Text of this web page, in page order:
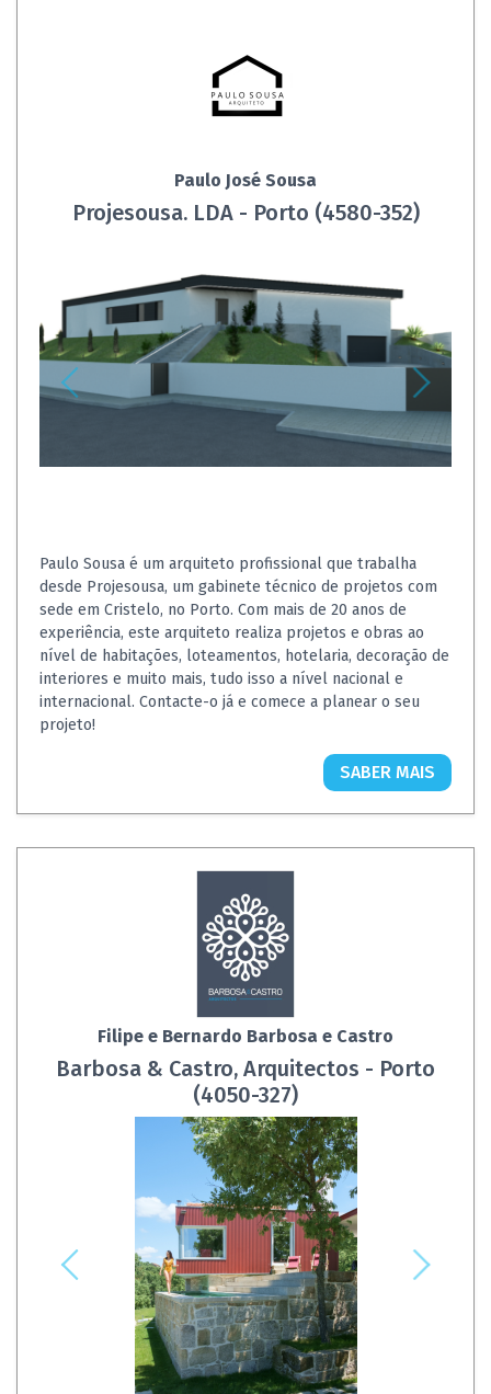
Paulo José Sousa
Projesousa. LDA - Porto (4580-352)
Paulo Sousa é um arquiteto profissional que trabalha
desde Projesousa, um gabinete técnico de projetos com
sede em Cristelo, no Porto. Com mais de 20 anos de
experiência, este arquiteto realiza projetos e obras ao
nível de habitações, loteamentos, hotelaria, decoração de
interiores e muito mais, tudo isso a nível nacional e
internacional. Contacte-o já e comece a planear o seu
projeto!
SABER MAIS
Filipe e Bernardo Barbosa e Castro
Barbosa & Castro, Arquitectos - Porto
(4050-327)